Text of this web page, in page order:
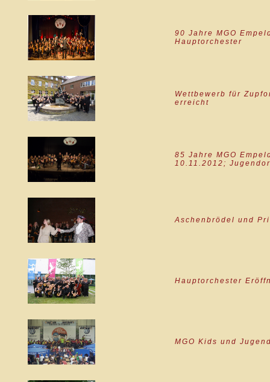
90 Jahre MGO
Hauptorchester
Wettbewerb für
erreicht
85 Jahre MGO
10.11.2012;
Aschenbrödel und
Hauptorchester
MGO Kids und